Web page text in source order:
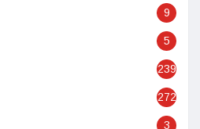
9
5
239
272
3